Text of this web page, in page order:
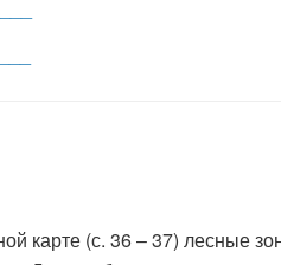
карте (с. 36 – 37) лесные